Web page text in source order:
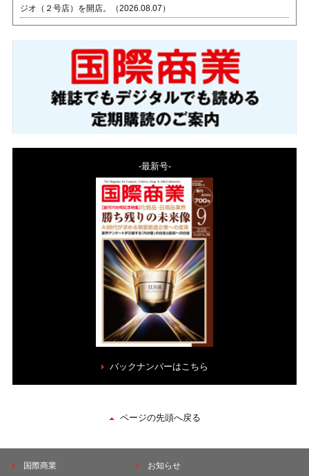
ジオ（２号店）を開店。（2026.08.07）
-最新号-
バックナンバーはこちら
ページの先頭へ戻る
国際商業 お知らせ